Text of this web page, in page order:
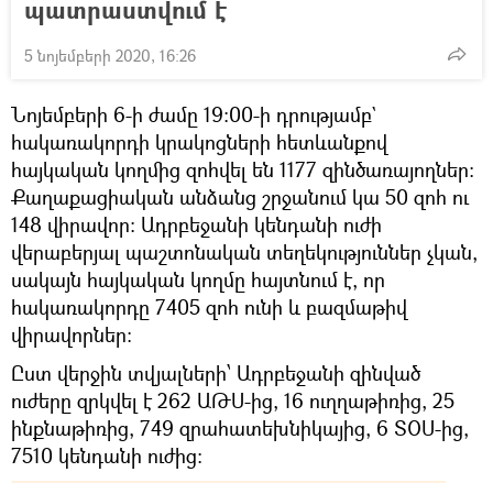
պատրաստվում է
5 նոյեմբերի 2020, 16:26
Նոյեմբերի 6-ի ժամը 19։00-ի դրությամբ`
հակառակորդի կրակոցների հետևանքով
հայկական կողմից զոհվել են 1177 զինծառայողներ։
Քաղաքացիական անձանց շրջանում կա 50 զոհ ու
148 վիրավոր։ Ադրբեջանի կենդանի ուժի
վերաբերյալ պաշտոնական տեղեկություններ չկան,
սակայն հայկական կողմը հայտնում է, որ
հակառակորդը 7405 զոհ ունի և բազմաթիվ
վիրավորներ։
Ըստ վերջին տվյալների՝ Ադրբեջանի զինված
ուժերը զրկվել է 262 ԱԹՍ-ից, 16 ուղղաթիռից, 25
ինքնաթիռից, 749 զրահատեխնիկայից, 6 ՏՕՍ-ից,
7510 կենդանի ուժից։